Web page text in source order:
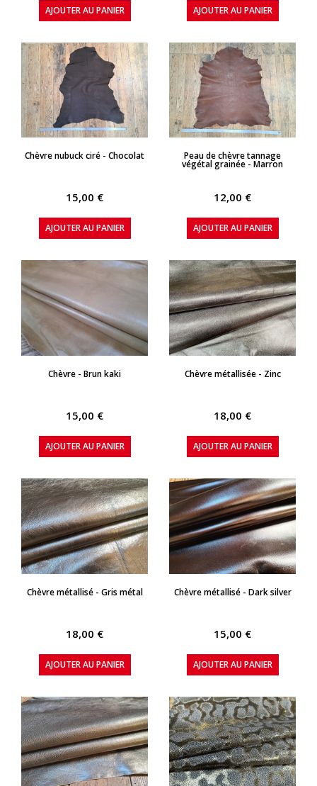
AJOUTER AU PANIER AJOUTER AU PANIER
APERÇU RAPIDE
Chèvre nubuck ciré - Chocolat
15,00 €
AJOUTER AU PANIER
APERÇU RAPIDE
Peau de chèvre tannage
végétal grainée - Marron
12,00 €
AJOUTER AU PANIER
APERÇU RAPIDE
Chèvre - Brun kaki
15,00 €
AJOUTER AU PANIER
APERÇU RAPIDE
Chèvre métallisée - Zinc
18,00 €
AJOUTER AU PANIER
APERÇU RAPIDE
Chèvre métallisé - Gris métal
18,00 €
AJOUTER AU PANIER
APERÇU RAPIDE
Chèvre métallisé - Dark silver
15,00 €
AJOUTER AU PANIER